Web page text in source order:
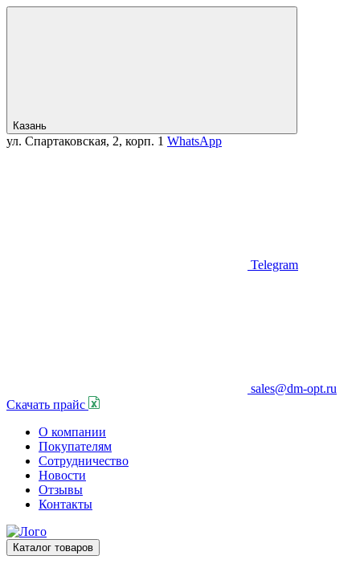
Казань
ул. Спартаковская, 2, корп. 1 WhatsApp
Telegram
sales@dm-opt.ru
Скачать прайс
О компании
Покупателям
Сотрудничество
Новости
Отзывы
Контакты
Каталог товаров